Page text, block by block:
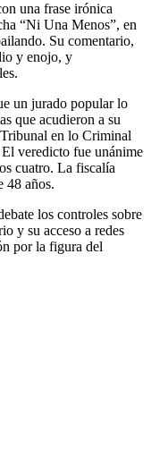
una frase irónica
“Ni Una Menos”, en
Su comentario,
y enojo, y
un jurado popular lo
que acudieron a su
en lo Criminal
veredicto fue unánime
cuatro. La fiscalía
48 años.
los controles sobre
y su acceso a redes
por la figura del